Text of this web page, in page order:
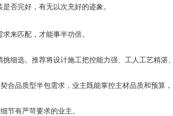
否完好，有无以次充好的迹象。
来匹配，才能事半功倍。
细选。推荐将设计施工把控能力强、工人工艺精湛、
合品质型半包需求，业主既能掌控主材品质和预算，
节有严苛要求的业主。